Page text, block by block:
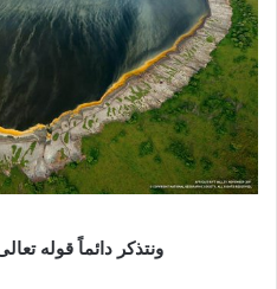
ونتذكر دائماً قوله